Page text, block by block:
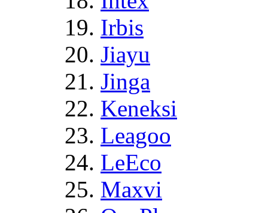
Irbis
Jiayu
Jinga
Keneksi
Leagoo
LeEco
Maxvi